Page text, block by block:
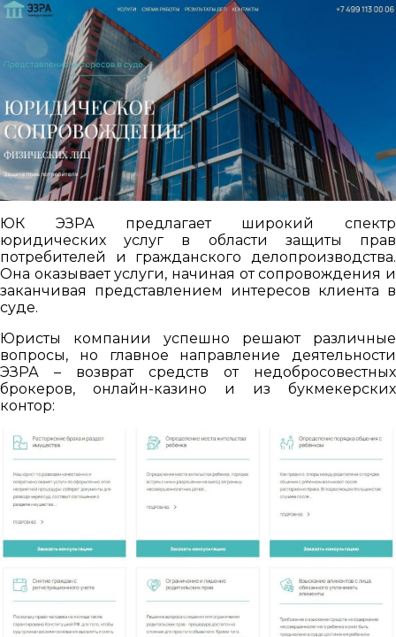
ЮК ЭЗРА предлагает широкий спектр
юридических услуг в области защиты прав
потребителей и гражданского делопроизводства.
Она оказывает услуги, начиная от сопровождения и
заканчивая представлением интересов клиента в
суде.
Юристы компании успешно решают различные
вопросы, но главное направление деятельности
ЭЗРА – возврат средств от недобросовестных
брокеров, онлайн-казино и из букмекерских
контор: